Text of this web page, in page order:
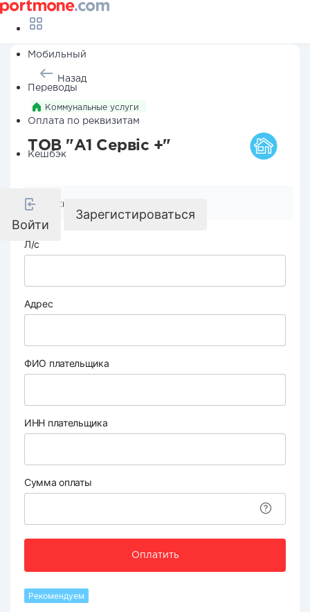
Мобильный
Переводы
Оплата по реквизитам
Кешбэк
Войти
Зарегистироваться
Назад
Коммунальные услуги
ТОВ "А1 Сервіс +"
Реквизиты компании
Л/с
Адрес
ФИО плательщика
ИНН плательщика
Сумма оплаты
Оплатить
Рекомендуем